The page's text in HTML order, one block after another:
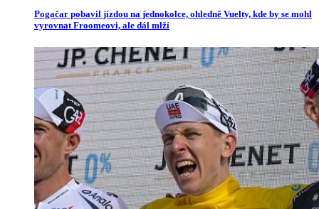
Pogačar pobavil jízdou na jednokolce, ohledně Vuelty, kde by se mohl
vyrovnat Froomeovi, ale dál mlží